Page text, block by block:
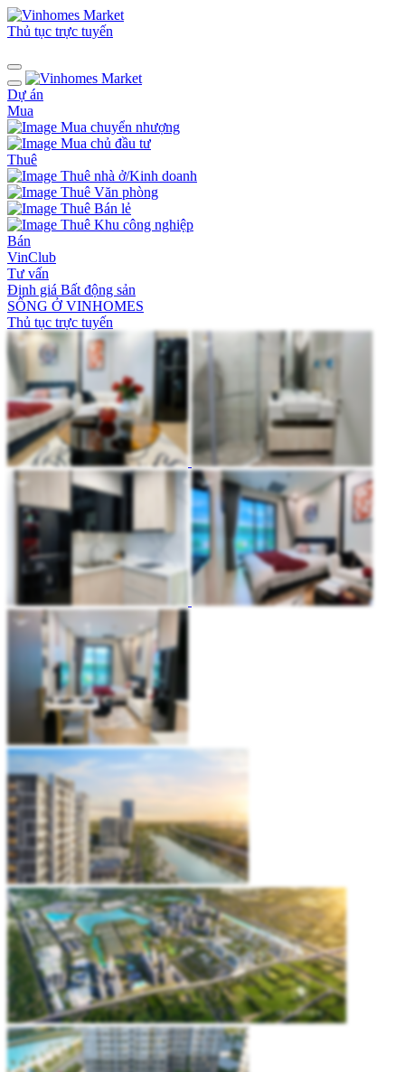
Thủ tục trực tuyến
Dự án
Mua
Mua chuyển nhượng
Mua chủ đầu tư
Thuê
Thuê nhà ở/Kinh doanh
Thuê Văn phòng
Thuê Bán lẻ
Thuê Khu công nghiệp
Bán
VinClub
Tư vấn
Định giá Bất động sản
SỐNG Ở VINHOMES
Thủ tục trực tuyến